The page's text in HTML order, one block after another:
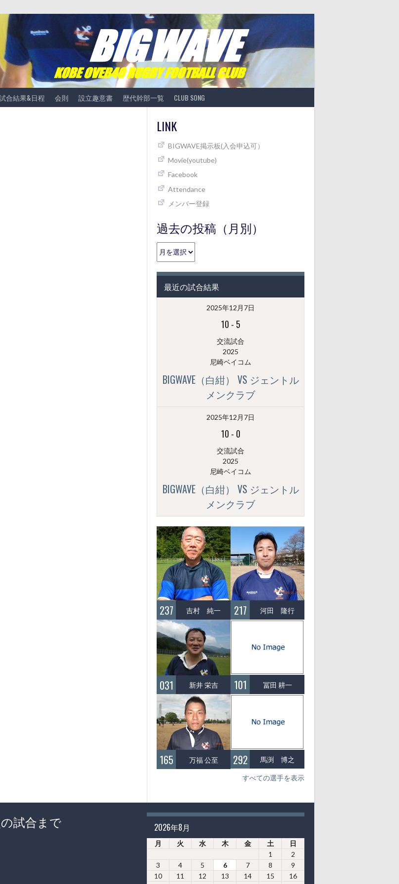
合結果&日程 会則 設立趣意書 歴代幹部一覧 CLUB SONG
LINK
BIGWAVE掲示板(入会申込可）
Movie(youtube)
Facebook
Attendance
メンバー登録
過去の投稿（月別）
去
投
（月
最近の試合結果
2025年12月7日
10 - 5
交流試合
2025
尼崎ベイコム
BIGWAVE（白紺） VS ジェントル
メンクラブ
2025年12月7日
10 - 0
交流試合
2025
尼崎ベイコム
BIGWAVE（白紺） VS ジェントル
メンクラブ
237 吉村 純一 217 河田 隆行
031 新井 栄吉 101 冨田 耕一
165 万福 公至 292 馬渕 博之
すべての選手を表示
試合まで 2026年8月
月 火 水 木 金 土
日
1
2
3
4 5 6 7 8
9
10
11 12 13 14 15
16